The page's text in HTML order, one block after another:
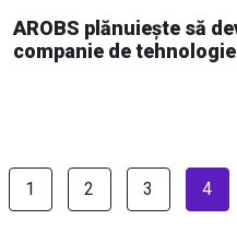
AROBS plănuiește să
companie de
1 2 3 4